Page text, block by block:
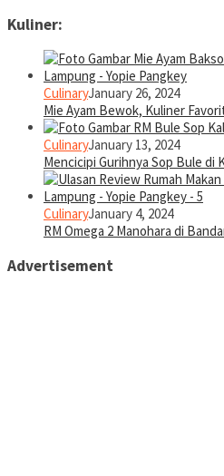
Kuliner:
CulinaryJanuary 26, 2024
Mie Ayam Bewok, Kuliner
CulinaryJanuary 13, 2024
Mencicipi Gurihnya Sop Bule di
CulinaryJanuary 4, 2024
RM Omega 2 Manohara di
Advertisement